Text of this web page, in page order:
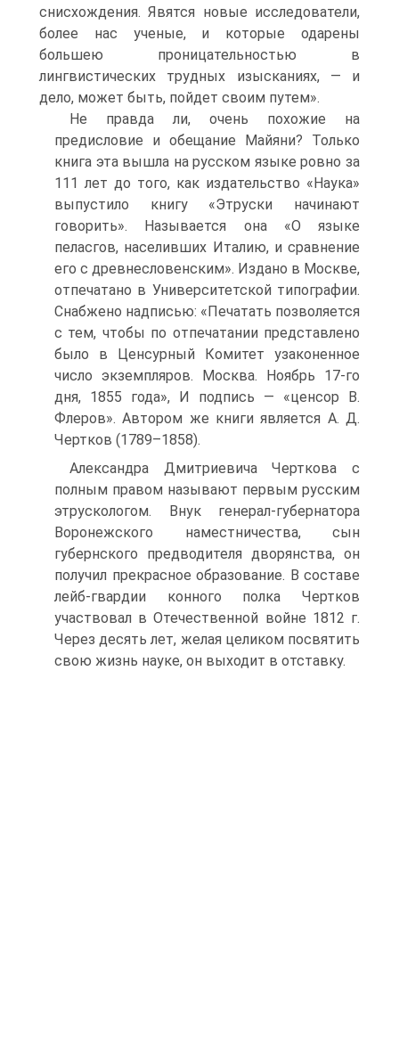
снисхождения. Явятся новые исследователи,
более нас ученые, и которые одарены
большею проницательностью в
лингвистических трудных изысканиях, — и
дело, может быть, пойдет своим путем».
Не правда ли, очень похожие на
предисловие и обещание Майяни? Только
книга эта вышла на русском языке ровно за
111 лет до того, как издательство «Наука»
выпустило книгу «Этруски начинают
говорить». Называется она «О языке
пеласгов, населивших Италию, и сравнение
его с древнесловенским». Издано в Москве,
отпечатано в Университетской типографии.
Снабжено надписью: «Печатать позволяется
с тем, чтобы по отпечатании представлено
было в Ценсурный Комитет узаконенное
число экземпляров. Москва. Ноябрь 17-го
дня, 1855 года», И подпись — «ценсор В.
Флеров». Автором же книги является А. Д.
Чертков (1789–1858).
Александра Дмитриевича Черткова с
полным правом называют первым русским
этрускологом. Внук генерал-губернатора
Воронежского наместничества, сын
губернского предводителя дворянства, он
получил прекрасное образование. В составе
лейб-гвардии конного полка Чертков
участвовал в Отечественной войне 1812 г.
Через десять лет, желая целиком посвятить
свою жизнь науке, он выходит в отставку.